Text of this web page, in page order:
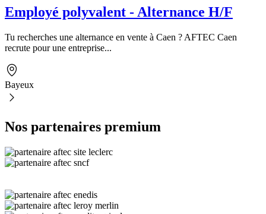
Employé polyvalent - Alternance H/F
Tu recherches une alternance en vente à Caen ? AFTEC Caen
recrute pour une entreprise...
Bayeux
Nos partenaires premium